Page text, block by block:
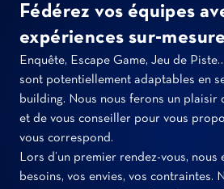
Fédérez vos équipes
expériences sur-mesure
Enquête, Escape Game, Jeu de
sont potentiellement adaptables en
building. Nous nous ferons un plaisir
et de vous conseiller pour vous
vous correspond.
Lors d’un premier rendez-vous, nous
besoins, vos envies, vos contraintes.